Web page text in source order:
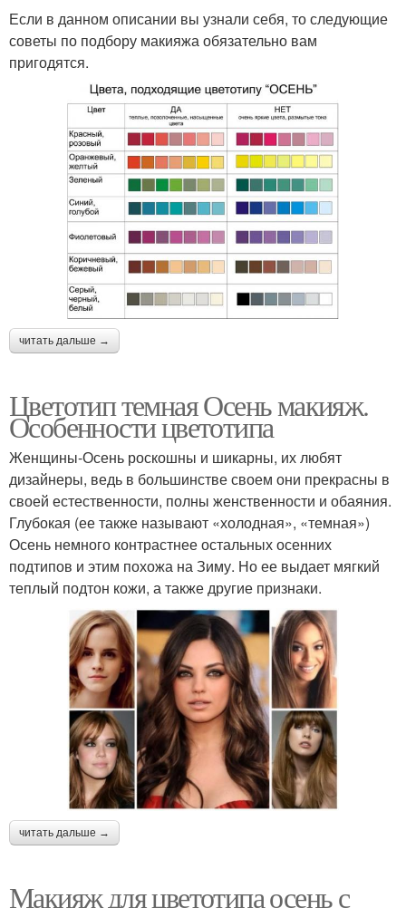
Если в данном описании вы узнали себя, то следующие
советы по подбору макияжа обязательно вам
пригодятся.
читать дальше →
Цветотип темная Осень макияж.
Особенности цветотипа
Женщины-Осень роскошны и шикарны, их любят
дизайнеры, ведь в большинстве своем они прекрасны в
своей естественности, полны женственности и обаяния.
Глубокая (ее также называют «холодная», «темная»)
Осень немного контрастнее остальных осенних
подтипов и этим похожа на Зиму. Но ее выдает мягкий
теплый подтон кожи, а также другие признаки.
читать дальше →
Макияж для цветотипа осень с